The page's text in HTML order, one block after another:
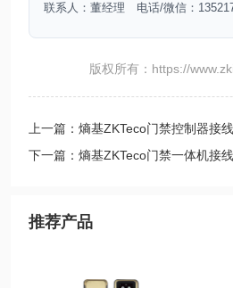
联系人：董经理 电话/微信：
版权所有：https://
上一篇：熵基ZKTeco门禁控制器接
手
下一篇：熵基ZKTeco门禁一体机接
推荐产品